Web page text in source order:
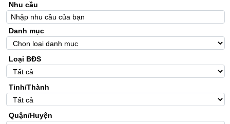
Nhu cầu
Danh mục
Loại BĐS
Tỉnh/Thành
Quận/Huyện